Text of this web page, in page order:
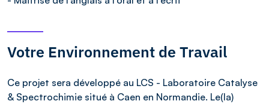
Votre Environnement de Travail
Ce projet sera développé au LCS - Laboratoire Catalyse
& Spectrochimie situé à Caen en Normandie. Le(la)